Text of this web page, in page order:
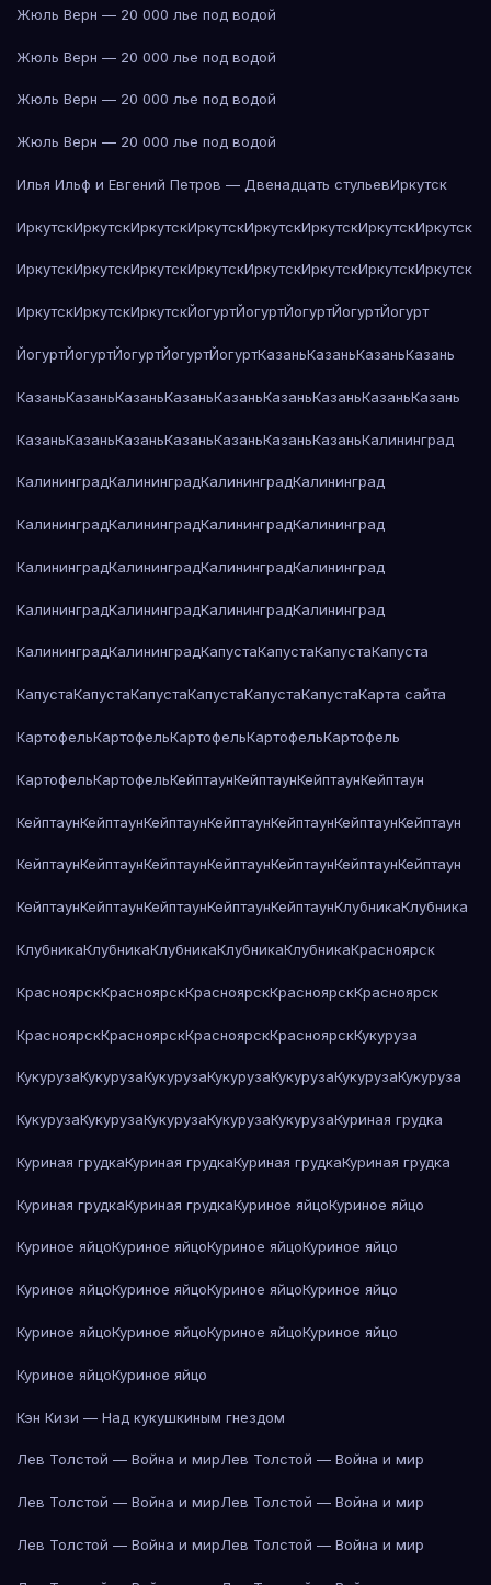
Жюль Верн — 20 000 лье под водой
Жюль Верн — 20 000 лье под водой
Жюль Верн — 20 000 лье под водой
Жюль Верн — 20 000 лье под водой
Илья Ильф и Евгений Петров — Двенадцать стульевИркутск
ИркутскИркутскИркутскИркутскИркутскИркутскИркутскИркутск
ИркутскИркутскИркутскИркутскИркутскИркутскИркутскИркутск
ИркутскИркутскИркутскЙогуртЙогуртЙогуртЙогуртЙогурт
ЙогуртЙогуртЙогуртЙогуртЙогуртКазаньКазаньКазаньКазань
КазаньКазаньКазаньКазаньКазаньКазаньКазаньКазаньКазань
КазаньКазаньКазаньКазаньКазаньКазаньКазаньКалининград
КалининградКалининградКалининградКалининград
КалининградКалининградКалининградКалининград
КалининградКалининградКалининградКалининград
КалининградКалининградКалининградКалининград
КалининградКалининградКапустаКапустаКапустаКапуста
КапустаКапустаКапустаКапустаКапустаКапустаКарта сайта
КартофельКартофельКартофельКартофельКартофель
КартофельКартофельКейптаунКейптаунКейптаунКейптаун
КейптаунКейптаунКейптаунКейптаунКейптаунКейптаунКейптаун
КейптаунКейптаунКейптаунКейптаунКейптаунКейптаунКейптаун
КейптаунКейптаунКейптаунКейптаунКейптаунКлубникаКлубника
КлубникаКлубникаКлубникаКлубникаКлубникаКрасноярск
КрасноярскКрасноярскКрасноярскКрасноярскКрасноярск
КрасноярскКрасноярскКрасноярскКрасноярскКукуруза
КукурузаКукурузаКукурузаКукурузаКукурузаКукурузаКукуруза
КукурузаКукурузаКукурузаКукурузаКукурузаКуриная грудка
Куриная грудкаКуриная грудкаКуриная грудкаКуриная грудка
Куриная грудкаКуриная грудкаКуриное яйцоКуриное яйцо
Куриное яйцоКуриное яйцоКуриное яйцоКуриное яйцо
Куриное яйцоКуриное яйцоКуриное яйцоКуриное яйцо
Куриное яйцоКуриное яйцоКуриное яйцоКуриное яйцо
Куриное яйцоКуриное яйцо
Кэн Кизи — Над кукушкиным гнездом
Лев Толстой — Война и мирЛев Толстой — Война и мир
Лев Толстой — Война и мирЛев Толстой — Война и мир
Лев Толстой — Война и мирЛев Толстой — Война и мир